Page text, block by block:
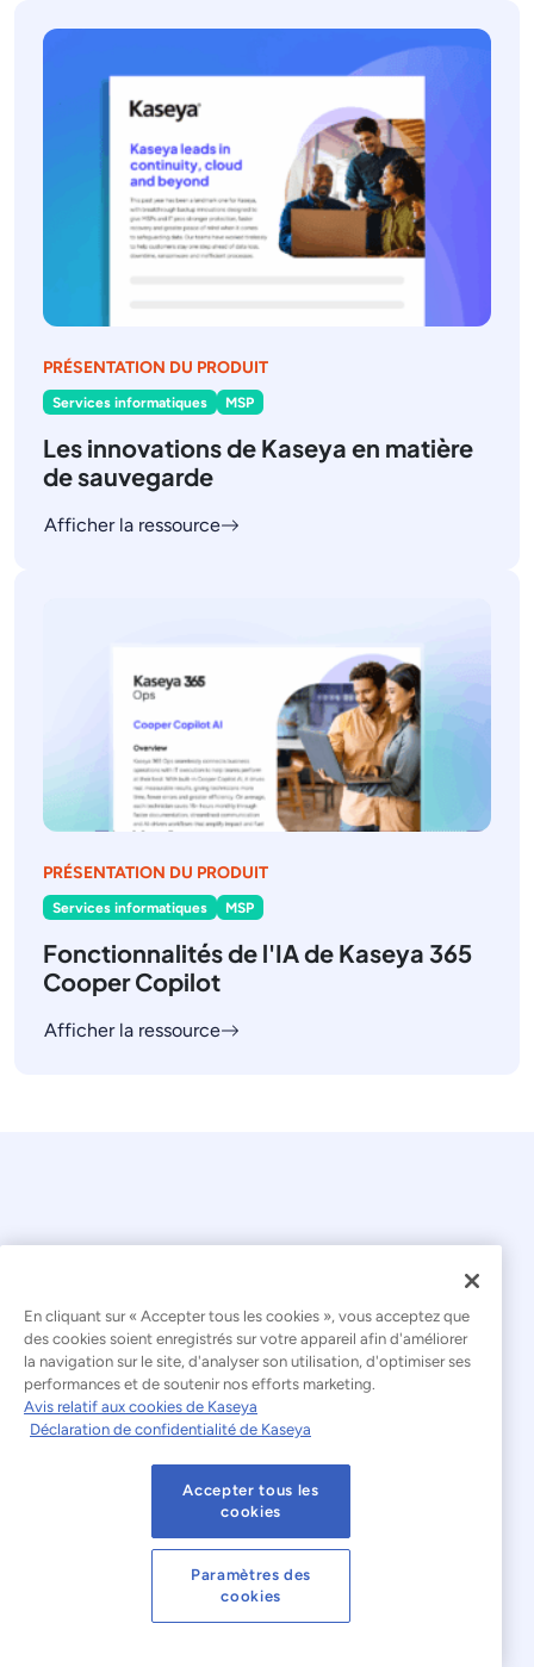
PRÉSENTATION DU PRODUIT
Services informatiques MSP
Les innovations de Kaseya en matière
de sauvegarde
Afficher la ressource
PRÉSENTATION DU PRODUIT
Services informatiques MSP
Fonctionnalités de l'IA de Kaseya 365
Cooper Copilot
Afficher la ressource
© 2026 Kaseya. Tous droits réservés.
Français
Déclaration relative à l'esclavage moderne
Mentions légales
Conditions d'utilisation du site web
Déclaration de confidentialité
En cliquant sur « Accepter tous les cookies », vous acceptez que
des cookies soient enregistrés sur votre appareil afin d'améliorer
la navigation sur le site, d'analyser son utilisation, d'optimiser ses
performances et de soutenir nos efforts marketing.
Avis relatif aux cookies de Kaseya
Déclaration de confidentialité de Kaseya
Accepter tous les
cookies
Paramètres des
cookies